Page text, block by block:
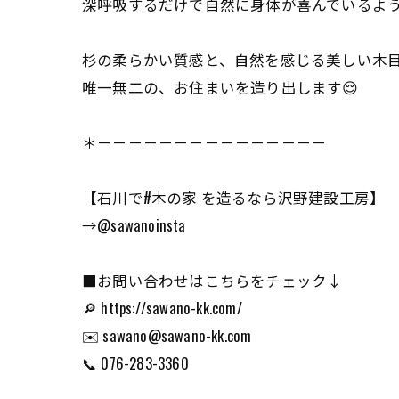
杉の柔らかい質感と、自然を感じる美しい木
唯一無二の、お住まいを造り出します😌
＊－－－－－－－－－－－－－－－
【石川で#木の家 を造るなら沢野建設工房】
→@sawanoinsta
■お問い合わせはこちらをチェック↓
🔎 https://sawano-kk.com/
✉️ sawano@sawano-kk.com
📞 076-283-3360